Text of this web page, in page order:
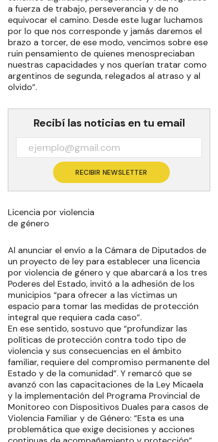
a fuerza de trabajo, perseverancia y de no
equivocar el camino. Desde este lugar luchamos
por lo que nos corresponde y jamás daremos el
brazo a torcer, de ese modo, vencimos sobre ese
ruin pensamiento de quienes menospreciaban
nuestras capacidades y nos querían tratar como
argentinos de segunda, relegados al atraso y al
olvido”.
Recibí las noticias en tu email
RECIBIR NEWSLETTER
Licencia por violencia
de género
Al anunciar el envío a la Cámara de Diputados de
un proyecto de ley para establecer una licencia
por violencia de género y que abarcará a los tres
Poderes del Estado, invitó a la adhesión de los
municipios “para ofrecer a las víctimas un
espacio para tomar las medidas de protección
integral que requiera cada caso”.
En ese sentido, sostuvo que “profundizar las
políticas de protección contra todo tipo de
violencia y sus consecuencias en el ámbito
familiar, requiere del compromiso permanente del
Estado y de la comunidad”. Y remarcó que se
avanzó con las capacitaciones de la Ley Micaela
y la implementación del Programa Provincial de
Monitoreo con Dispositivos Duales para casos de
Violencia Familiar y de Género: “Esta es una
problemática que exige decisiones y acciones